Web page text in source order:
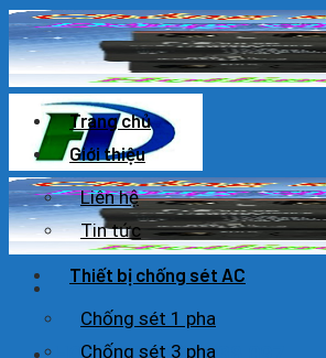
Skip
to
content
Trang chủ
Giới thiệu
Liên hệ
Tin tức
Thiết bị chống sét AC
Chống sét 1 pha
Chống sét 3 pha